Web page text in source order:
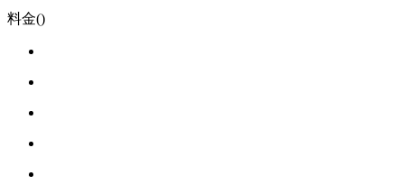
料金()